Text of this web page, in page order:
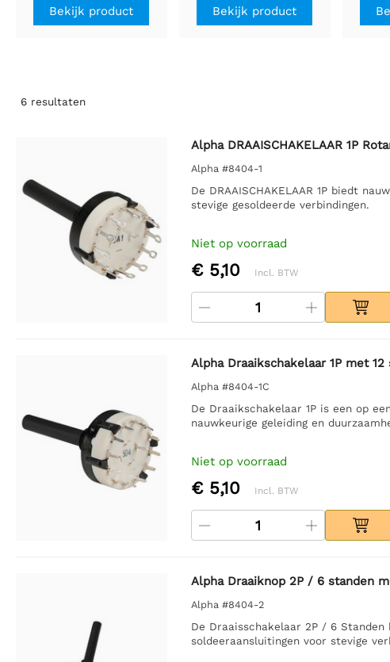
Bekijk product Bekijk product
6 resultaten
Alpha DRAAISCHAKELAAR 1P
Alpha #8404-1
De DRAAISCHAKELAAR 1P biedt
stevige gesoldeerde verbindingen.
Niet op voorraad
€ 5,10 Incl. BTW
Alpha Draaikschakelaar 1P met
Alpha #8404-1C
De Draaikschakelaar 1P is een op
nauwkeurige geleiding en
Niet op voorraad
€ 5,10 Incl. BTW
Alpha Draaiknop 2P / 6 standen
Alpha #8404-2
De Draaisschakelaar 2P / 6
soldeeraansluitingen voor stevige